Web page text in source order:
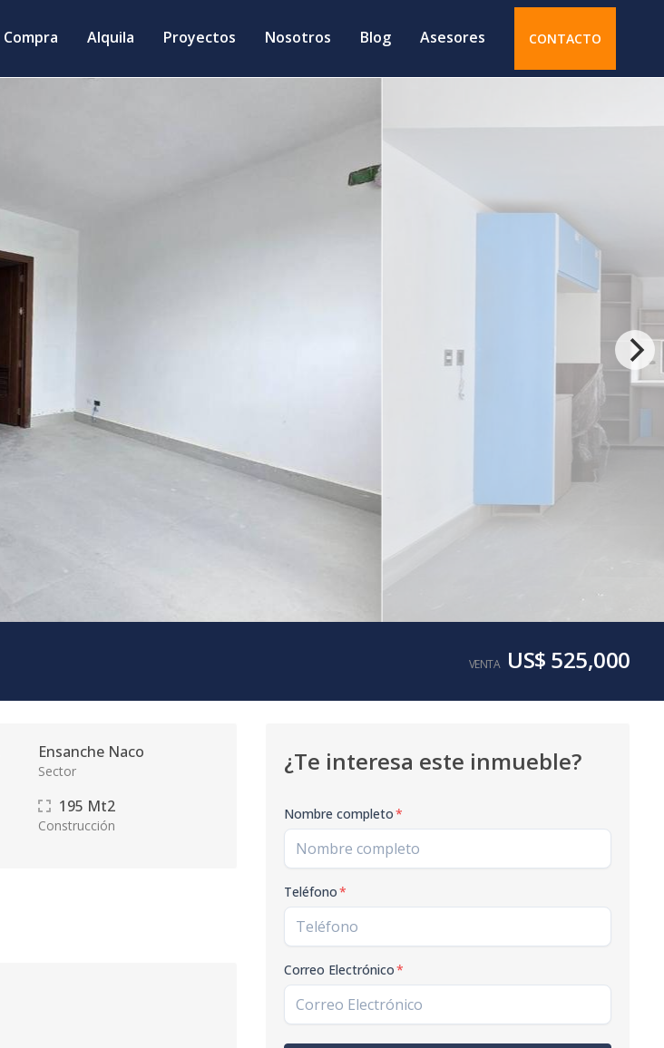
Compra Alquila Proyectos Nosotros Blog Asesores CONTACTO
VENTA US$ 525,000
Ensanche Naco
Sector
195 Mt2
Construcción
¿Te interesa este inmueble?
Nombre completo*
Teléfono*
Correo Electrónico*